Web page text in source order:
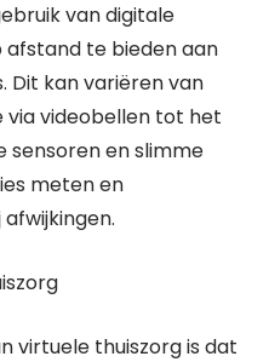
van digitale
te bieden aan
Dit kan variëren van
via videobellen tot het
sensoren en slimme
meten en
virtuele thuiszorg is dat